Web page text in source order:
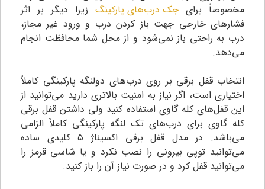
مخصوصاً برای جک درب‌های پارکینگ زیرا دیگر بر اثر
فشارهای خارجی جهت باز کردن درب و ورود غیر مجاز،
درب به راحتی باز نمی‌شود و از محل شما محافظت انجام
می‌دهد.
انتخاب قفل برقی بر روی درب‌های دولنگه پارکینگی کاملاً
اختیاری است، اگر نیاز به امنیت بالاتری دارید می‌توانید از
این قفل‌های کله گاوی استفاده کنید ولی داشتن قفل برقی
کله گاوی برای درب‌های تک لنگه پارکینگی کاملاً الزامی
می‌باشد. در مدل قفل برقی اکسیناژ ۵ کلیدی ساده
می‌توانید توپی بیرونی را نصب نکرد و یا شاسی قرمز را
می‌توانید قفل کرد و در صورت نیاز آن را باز کنید.